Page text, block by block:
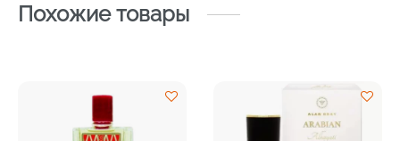
Похожие товары